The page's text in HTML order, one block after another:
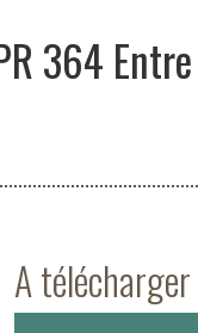
364
A télécharger